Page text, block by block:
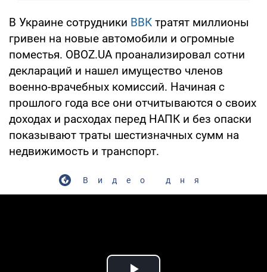
В Украине сотрудники ВВК тратят миллионы
гривен на новые автомобили и огромные
поместья. OBOZ.UA проанализировал сотни
деклараций и нашел имущество членов
военно-врачебных комиссий. Начиная с
прошлого года все они отчитываются о своих
доходах и расходах перед НАПК и без опаски
показывают траты шестизначных сумм на
недвижимость и транспорт.
Видео дня